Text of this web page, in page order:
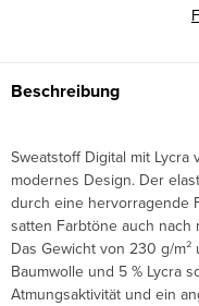
Beschreibung
Sweatstoff Digital mit
modernes Design. Der
durch eine hervorragende
satten Farbtöne auch nach
Das Gewicht von 230 g/
Baumwolle und 5 % Lycra
Atmungsaktivität und ein